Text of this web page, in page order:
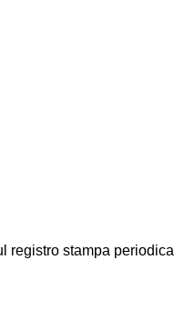
registro stampa